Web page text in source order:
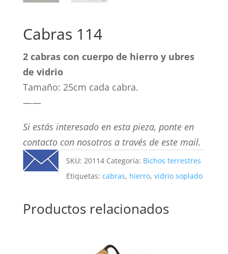
Cabras 114
2 cabras con cuerpo de hierro y ubres
de vidrio
Tamaño: 25cm cada cabra.
——
Si estás interesado en esta pieza, ponte en
contacto con nosotros a través de este mail.
SKU: 20114 Categoría: Bichos terrestres
Etiquetas: cabras, hierro, vidrio soplado
Productos relacionados